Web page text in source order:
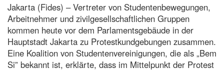
Jakarta (Fides) – Vertreter von Studentenbewegungen,
Arbeitnehmer und zivilgesellschaftlichen Gruppen
kommen heute vor dem Parlamentsgebäude in der
Hauptstadt Jakarta zu Protestkundgebungen zusammen.
Eine Koalition von Studentenvereinigungen, die als „Bem
Si” bekannt ist, erklärte, dass im Mittelpunkt der Protest